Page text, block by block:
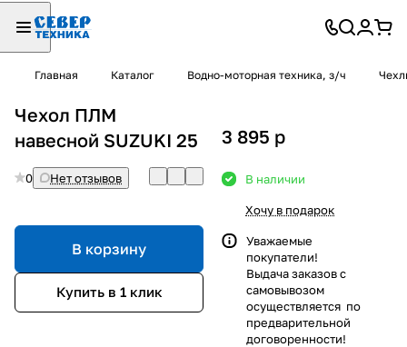
Главная Каталог Водно-моторная техника, з/ч
Чехол ПЛМ
навесной SUZUKI 25
0 Нет отзывов
В корзину
Купить в 1 клик
3 895 p
В наличии
Хочу в подарок
Уважаемые
покупатели!
Выдача заказов с
самовывозом
осуществляется по
предварительной
договоренности!